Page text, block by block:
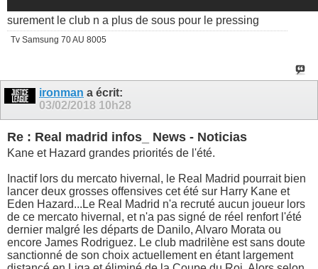
surement le club n a plus de sous pour le pressing
Tv Samsung 70 AU 8005
ironman a écrit:
03/02/2018 10h28
Re : Real madrid infos_ News - Noticias
Kane et Hazard grandes priorités de l'été.
Inactif lors du mercato hivernal, le Real Madrid pourrait bien
lancer deux grosses offensives cet été sur Harry Kane et
Eden Hazard...Le Real Madrid n'a recruté aucun joueur lors
de ce mercato hivernal, et n'a pas signé de réel renfort l'été
dernier malgré les départs de Danilo, Alvaro Morata ou
encore James Rodriguez. Le club madrilène est sans doute
sanctionné de son choix actuellement en étant largement